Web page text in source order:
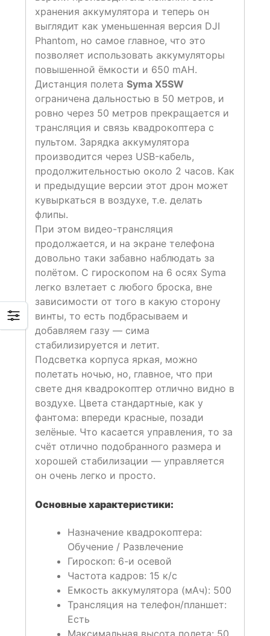
хранения аккумулятора и теперь он
выглядит как уменьшенная версия DJI
Phantom, но самое главное, что это
позволяет использовать аккумуляторы
повышенной ёмкости и 650 mAH.
Дистанция полета Syma X5SW
ограничена дальностью в 50 метров, и
ровно через 50 метров прекращается и
трансляция и связь квадрокоптера с
пультом. Зарядка аккумулятора
производится через USB-кабель,
продолжительностью около 2 часов. Как
и предыдущие версии этот дрон может
кувыркаться в воздухе, т.е. делать
флипы.
При этом видео-трансляция
продолжается, и на экране телефона
довольно таки забавно наблюдать за
полётом. С гироскопом на 6 осях Syma
легко взлетает с любого броска, вне
зависимости от того в какую сторону
винты, то есть подбрасываем и
добавляем газу — сима
стабилизируется и летит.
Подсветка корпуса яркая, можно
полетать ночью, но, главное, что при
свете дня квадрокоптер отлично видно в
воздухе. Цвета стандартные, как у
фантома: впереди красные, позади
зелёные. Что касается управления, то за
счёт отлично подобранного размера и
хорошей стабилизации — управляется
он очень легко и просто.
Основные характеристики:
Назначение квадрокоптера:
Обучение / Развлечение
Гироскоп: 6-и осевой
Частота кадров: 15 к/с
Емкость аккумулятора (мАч): 500
Трансляция на телефон/планшет:
Есть
Максимальная высота полета: 50